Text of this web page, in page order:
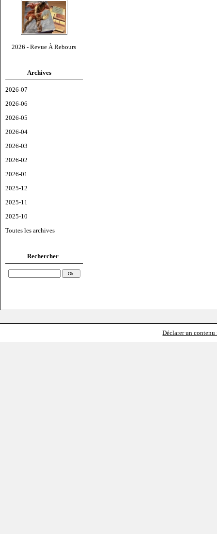
2026 - Revue À Rebours
Archives
2026-07
2026-06
2026-05
2026-04
2026-03
2026-02
2026-01
2025-12
2025-11
2025-10
Toutes les archives
Rechercher
Déclarer un